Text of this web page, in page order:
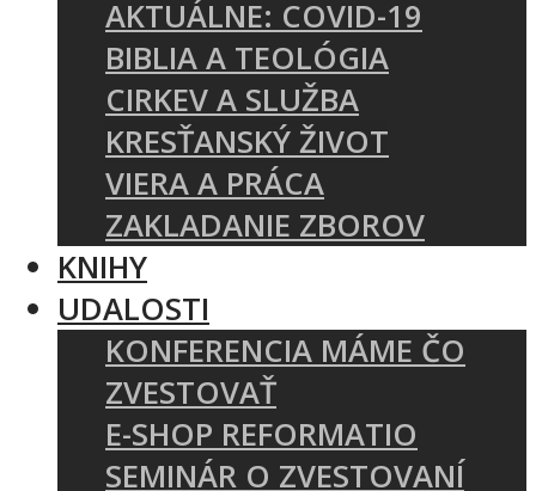
AKTUÁLNE: COVID-19
BIBLIA A TEOLÓGIA
CIRKEV A SLUŽBA
KRESŤANSKÝ ŽIVOT
VIERA A PRÁCA
ZAKLADANIE ZBOROV
KNIHY
UDALOSTI
KONFERENCIA MÁME ČO
ZVESTOVAŤ
E-SHOP REFORMATIO
SEMINÁR O ZVESTOVANÍ